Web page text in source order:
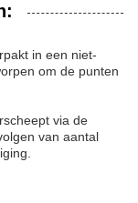
in een niet-
om de punten
via de
van aantal